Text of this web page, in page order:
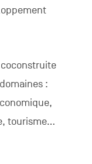
:
tourisme…